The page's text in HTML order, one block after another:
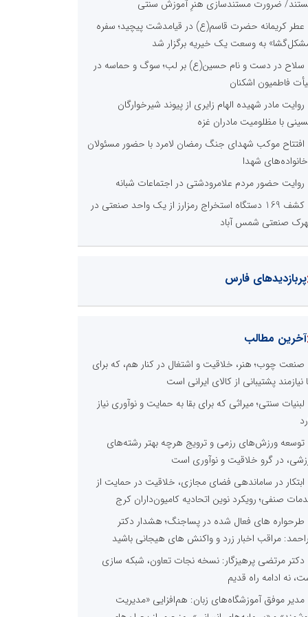
ضرورت مستندسازی هنرِ آموزش سنتی
عطر کریمانه حضرت قاسم(ع) در قیامدشت پیچید؛ سفره
به وسعت یک خیریه برگزار شد
سلاح در دست و نام حسین(ع) بر لب؛ سوگ و حماسه در
فاطمیون اشکنان
روایت مادر شهیده الهام زایری از پیوند شیرخوارگان
با مظلومیت مادران غزه
افتتاح موکب شهدای جنگ رمضان لامرد با حضور مسئولان
شهدا
روایت حضور مردم علامرودشتی در اجتماعات شبانه
کشف 169 دستگاه استخراج رمزارز از یک واحد صنعتی در
صنعتی شمس آباد
پربازدیدهای فارس
آخرین مطالب
صنعت چوب؛ هنر، خلاقیت و اشتغال در کنار هم، که برای
نیازمند پشتیبانی از کالای ایرانی است
لبنیات سنتی؛ میراثی که برای بقا به حمایت و نوآوری نیاز
توسعه ورزش‌های رزمی و ترویج هرچه بهتر رشته‌های
در گرو خلاقیت و نوآوری است
ابتکار در ساماندهی فضای مجازی، خلاقیت در حمایت از
صنفی؛ رویکرد نوین اتحادیه کامیون‌داران کرج
طرحواره های فعال شده در پساجنگ؛ هشدار دکتر
مراقب اخبار زرد و واکنش های هیجانی باشید
دکتر مرتضی پرهیزگار: نسخه نجات تعاون، شبکه سازی
نه ادامه راه قدیم
مدیر موفق آموزشگاه‌های زبان: هم‌افزایی «مدیریت